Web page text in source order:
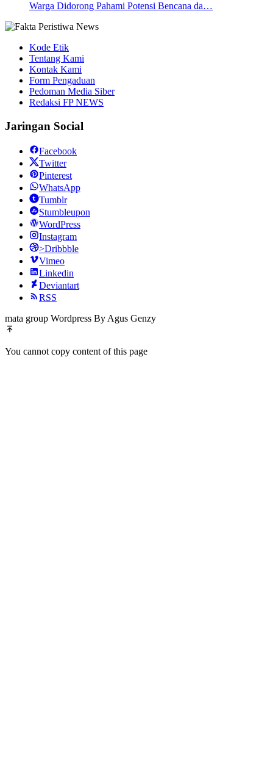
Warga Didorong Pahami Potensi Bencana da…
Kode Etik
Tentang Kami
Kontak Kami
Form Pengaduan
Pedoman Media Siber
Redaksi FP NEWS
Jaringan Social
Facebook
Twitter
Pinterest
WhatsApp
Tumblr
Stumbleupon
WordPress
Instagram
>Dribbble
Vimeo
Linkedin
Deviantart
RSS
mata group Wordpress By Agus Genzy
You cannot copy content of this page